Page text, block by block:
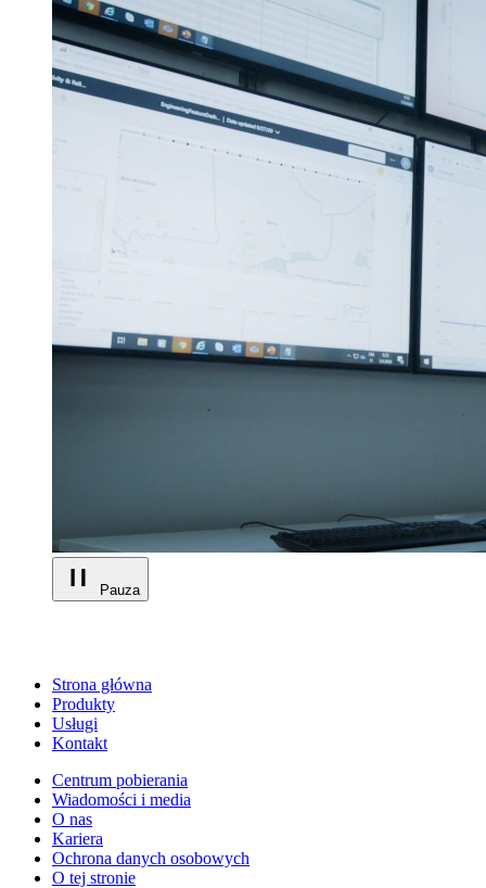
Pauza
Strona główna
Produkty
Usługi
Kontakt
Centrum pobierania
Wiadomości i media
O nas
Kariera
Ochrona danych osobowych
O tej stronie